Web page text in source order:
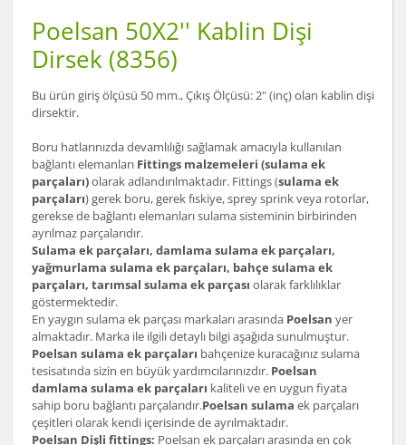
Poelsan 50X2'' Kablin Dişi
Dirsek (8356)
Bu ürün giriş ölçüsü 50 mm., Çıkış Ölçüsü: 2" (inç) olan kablin dişi
dirsektir.
Boru hatlarınızda devamlılığı sağlamak amacıyla kullanılan
bağlantı elemanları Fittings malzemeleri (sulama ek
parçaları)olarak adlandırılmaktadır. Fittings (sulama ek
parçaları) gerek boru, gerek fıskiye, sprey sprink veya rotorlar,
gerekse de bağlantı elemanları sulama sisteminin birbirinden
ayrılmaz parçalarıdır.
Sulama ek parçaları, damlama sulama ek parçaları,
yağmurlama sulama ek parçaları, bahçe sulama ek
parçaları, tarımsal sulama ek parçası olarak farklılıklar
göstermektedir.
En yaygın sulama ek parçası markaları arasında Poelsan yer
almaktadır. Marka ile ilgili detaylı bilgi aşağıda sunulmuştur.
Poelsan sulama ek parçaları bahçenize kuracağınız sulama
tesisatında sizin en büyük yardımcılarınızdır. Poelsan
damlama sulama ek parçaları kaliteli ve en uygun fiyata
sahip boru bağlantı parçalarıdır.Poelsan sulama ek parçaları
çeşitleri olarak kendi içerisinde de ayrılmaktadır.
Poelsan Dişli fittings: Poelsan ek parçaları arasında en çok